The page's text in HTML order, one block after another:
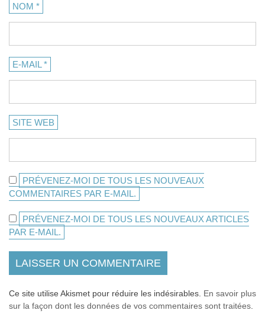
NOM *
E-MAIL *
SITE WEB
PRÉVENEZ-MOI DE TOUS LES NOUVEAUX
COMMENTAIRES PAR E-MAIL.
PRÉVENEZ-MOI DE TOUS LES NOUVEAUX ARTICLES
PAR E-MAIL.
Ce site utilise Akismet pour réduire les indésirables. En savoir plus
sur la façon dont les données de vos commentaires sont traitées